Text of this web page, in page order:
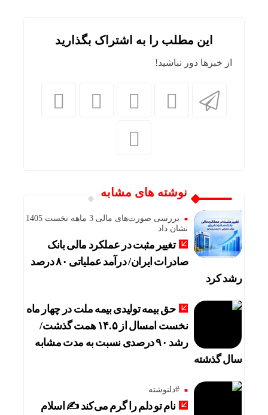
این مطلب را به اشتراک بگذارید
از خبرها دور نباشید!
نوشته های مشابه
بررسی صورت‌های مالی 3 ماهه نخست 1405
نشان داد
تغییر مثبت در عملکرد مالی بانک
صادرات ایران/ درآمد عملیاتی ۸۰ درصد
رشد کرد
حق بیمه تولیدی بیمه ملت در چهار ماه
نخست امسال از ۱۴.۵ همت گذشت/
رشد ۹۰ درصدی نسبت به مدت مشابه
سال گذشته
#دلنوشته
نام تو دلم را گرم می‌کند ✍️ اسلام